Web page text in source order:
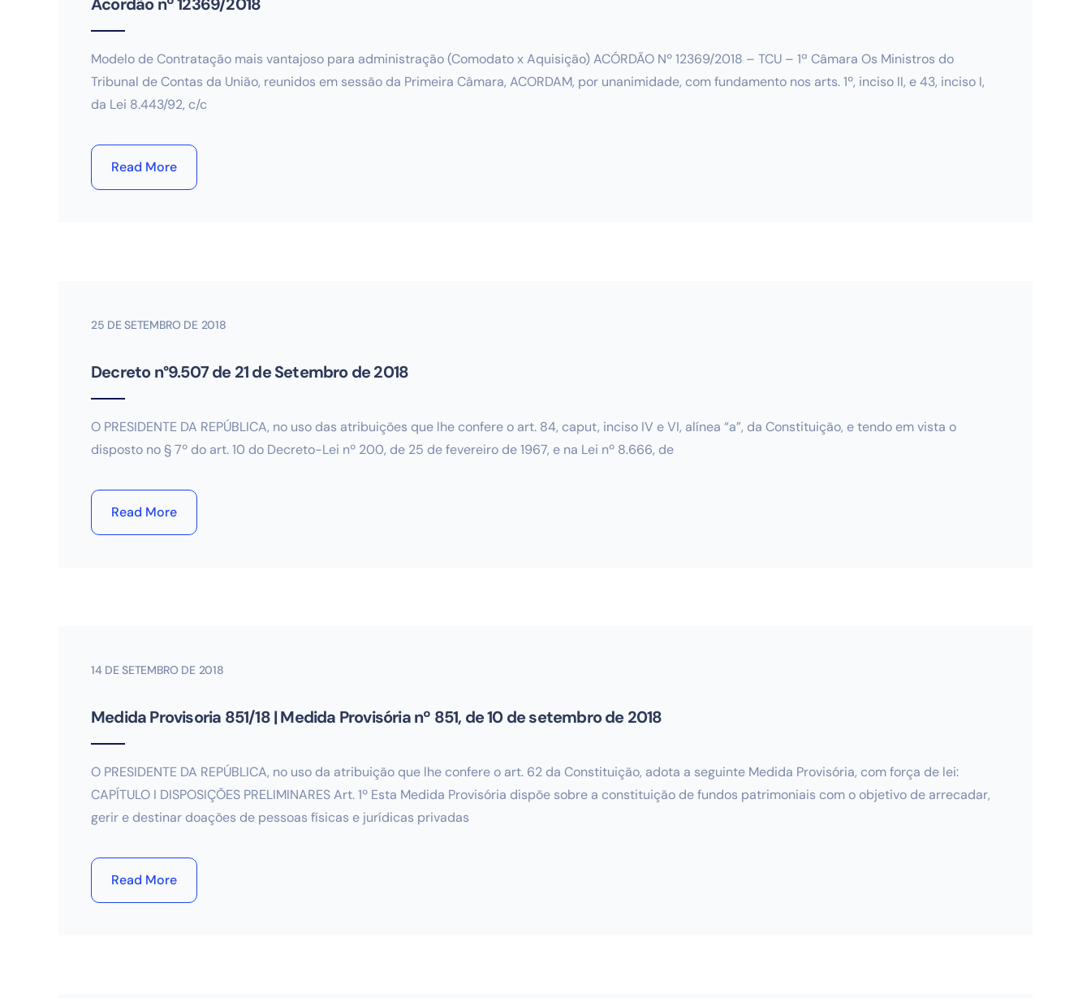
Modelo de Contratação mais vantajoso para administração (Comodato x Aquisição) ACÓRDÃO Nº 12369/2018 – TCU – 1ª Câmara Os Ministros do
Tribunal de Contas da União, reunidos em sessão da Primeira Câmara, ACORDAM, por unanimidade, com fundamento nos arts. 1º, inciso II, e 43, inciso I,
da Lei 8.443/92, c/c
Read More
25 DE SETEMBRO DE 2018
Decreto n°9.507 de 21 de Setembro de 2018
O PRESIDENTE DA REPÚBLICA, no uso das atribuições que lhe confere o art. 84, caput, inciso IV e VI, alínea “a”, da Constituição, e tendo em vista o
disposto no § 7º do art. 10 do Decreto-Lei nº 200, de 25 de fevereiro de 1967, e na Lei nº 8.666, de
Read More
14 DE SETEMBRO DE 2018
Medida Provisoria 851/18 | Medida Provisória nº 851, de 10 de setembro de 2018
O PRESIDENTE DA REPÚBLICA, no uso da atribuição que lhe confere o art. 62 da Constituição, adota a seguinte Medida Provisória, com força de lei:
CAPÍTULO I DISPOSIÇÕES PRELIMINARES Art. 1º Esta Medida Provisória dispõe sobre a constituição de fundos patrimoniais com o objetivo de arrecadar,
gerir e destinar doações de pessoas físicas e jurídicas privadas
Read More